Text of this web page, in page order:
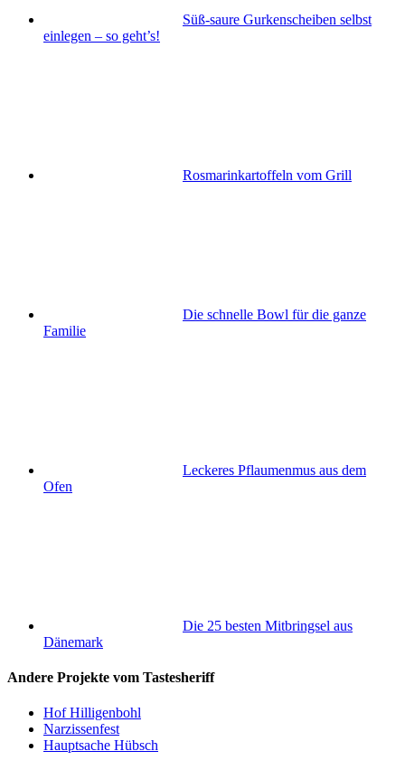
Süß-saure Gurkenscheiben selbst
einlegen – so geht’s!
Rosmarinkartoffeln vom Grill
Die schnelle Bowl für die ganze
Familie
Leckeres Pflaumenmus aus dem
Ofen
Die 25 besten Mitbringsel aus
Dänemark
Andere Projekte vom Tastesheriff
Hof Hilligenbohl
Narzissenfest
Hauptsache Hübsch